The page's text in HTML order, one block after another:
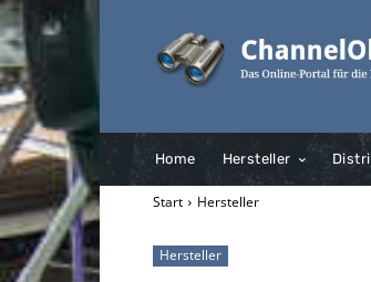
Home Hersteller
Start Hersteller
Hersteller